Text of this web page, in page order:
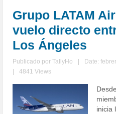
Grupo LATAM
vuelo directo
Los Ángeles
Publicado porTallyHo Date:
4841 Views
inicia